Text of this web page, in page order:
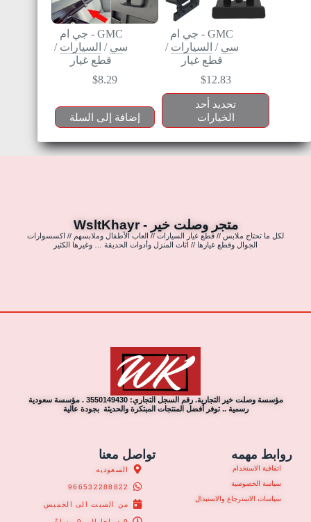
GMC - جي ام
سي / السيارات /
قطع غيار
$12.83
تحديد أحد
الخيارات
GMC - جي ام
سي / السيارات /
قطع غيار
$8.29
إضافة إلى السلة
متجر وصلت خير - WsltKhayr
لكل ما تحتاج ملابس // قطع غيار السيارات // العاب الأطفال وملابسهم // اكسسوارات
الجوال وقطع غيارها // اثاث المنزل وأدوات الحديقة … وغيرها الكثير
مؤسسة وصلت خير التجارية. رقم السجل التجاري: 3550149430 . مؤسسة سعودية
رسمية .. توفر أفضل المنتجات المبتكرة والحديثة بجودة عالية
روابط مهمه
اتفاقية الاستخدام
سياسة الخصوصية
سياسات الاسترجاع والاستبدال
تواصل معنا
السعوديه
966532288822
من السبت الى الخميس